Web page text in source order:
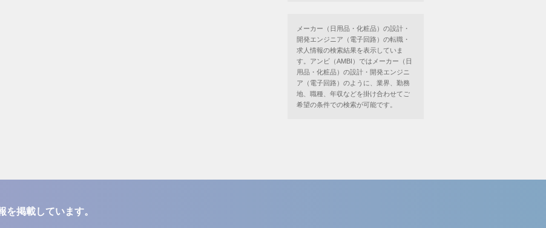
メーカー（日用品・化粧品）の設計・
開発エンジニア（電子回路）の転職・
求人情報の検索結果を表示していま
す。アンビ（AMBI）ではメーカー（日
用品・化粧品）の設計・開発エンジニ
ア（電子回路）のように、業界、勤務
地、職種、年収などを掛け合わせてご
希望の条件での検索が可能です。
を掲載しています。